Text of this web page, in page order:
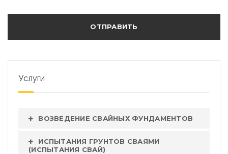
Услуги
ВОЗВЕДЕНИЕ СВАЙНЫХ ФУНДАМЕНТОВ
ИСПЫТАНИЯ ГРУНТОВ СВАЯМИ
(ИСПЫТАНИЯ СВАЙ)